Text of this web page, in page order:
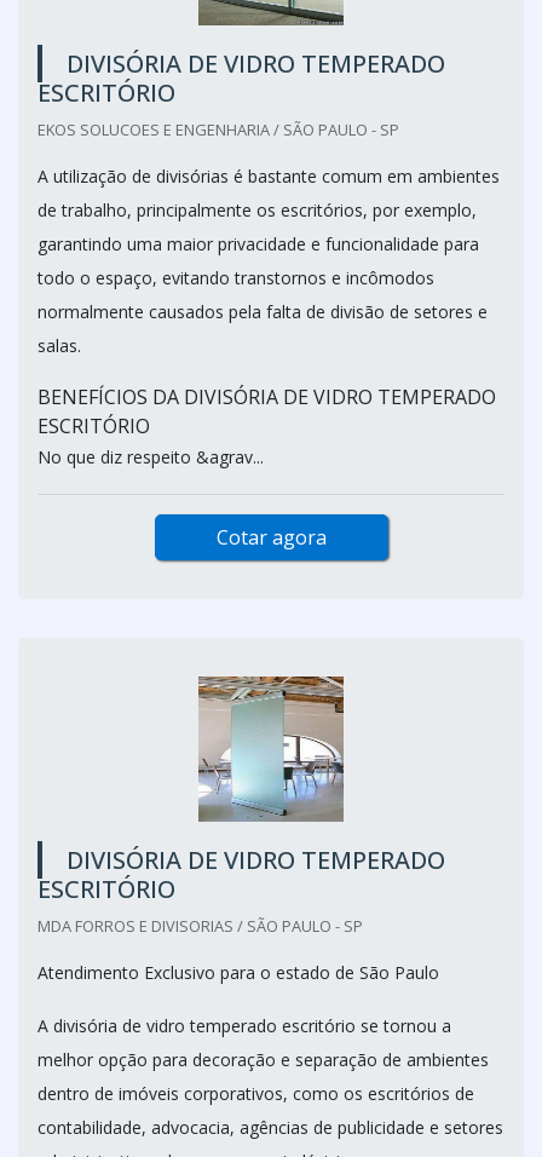
DIVISÓRIA DE VIDRO TEMPERADO
ESCRITÓRIO
EKOS SOLUCOES E ENGENHARIA / SÃO PAULO - SP
A utilização de divisórias é bastante comum em ambientes
de trabalho, principalmente os escritórios, por exemplo,
garantindo uma maior privacidade e funcionalidade para
todo o espaço, evitando transtornos e incômodos
normalmente causados pela falta de divisão de setores e
salas.
BENEFÍCIOS DA DIVISÓRIA DE VIDRO TEMPERADO
ESCRITÓRIO
No que diz respeito &agrav...
Cotar agora
DIVISÓRIA DE VIDRO TEMPERADO
ESCRITÓRIO
MDA FORROS E DIVISORIAS / SÃO PAULO - SP
Atendimento Exclusivo para o estado de São Paulo
A divisória de vidro temperado escritório se tornou a
melhor opção para decoração e separação de ambientes
dentro de imóveis corporativos, como os escritórios de
contabilidade, advocacia, agências de publicidade e setores